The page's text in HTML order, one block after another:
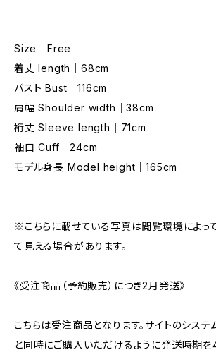
Size｜Free
着丈 length｜68cm
バスト Bust｜116cm
肩幅 Shoulder width｜38cm
裄丈 Sleeve length｜71cm
袖口 Cuff｜24cm
モデル身長 Model height｜165cm
※こちらに載せている写真は閲覧環境によっ
て見える場合があります。
《受注商品（予約販売）につき2月発送》
こちらは受注商品となります。サイトのシステ
と同時にご購入いただけるように発送時期を